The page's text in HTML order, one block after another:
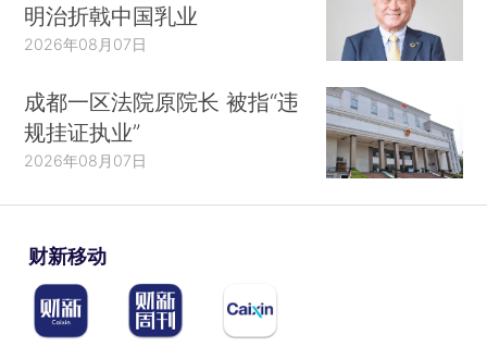
明治折戟中国乳业
2026年08月07日
成都一区法院原院长 被指“违
规挂证执业”
2026年08月07日
财新移动